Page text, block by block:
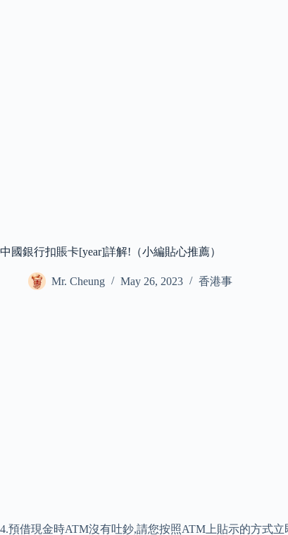
中國銀行扣賬卡[year]詳解!（小編貼心推薦）
Mr. Cheung May 26, 2023 香港事
4.預借現金時ATM沒有吐鈔,請您按照ATM上貼示的方式